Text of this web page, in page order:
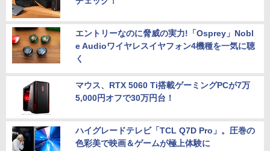
エントリーなのに脅威の実力!「Osprey」Nobl
e Audioワイヤレスイヤフォン4機種を一気に聴
く
マウス、RTX 5060 Ti搭載ゲーミングPCが7万
5,000円オフで30万円台！
ハイグレードテレビ「TCL Q7D Pro」。圧巻の
色彩美で映画＆ゲームが極上体験に